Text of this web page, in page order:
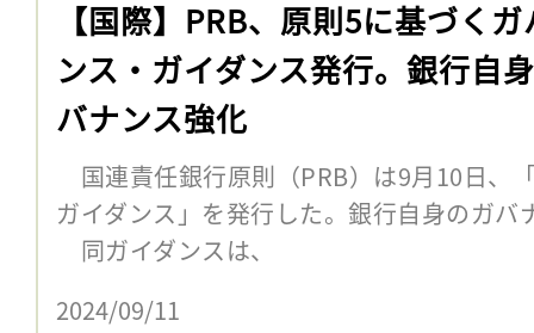
【国際】PRB、原則5に基づく
ンス・ガイダンス発行。銀行自
バナンス強化
国連責任銀行原則（PRB）は9月10日、
ガイダンス」を発行した。銀行自身のガバ
同ガイダンスは、
2024/09/11